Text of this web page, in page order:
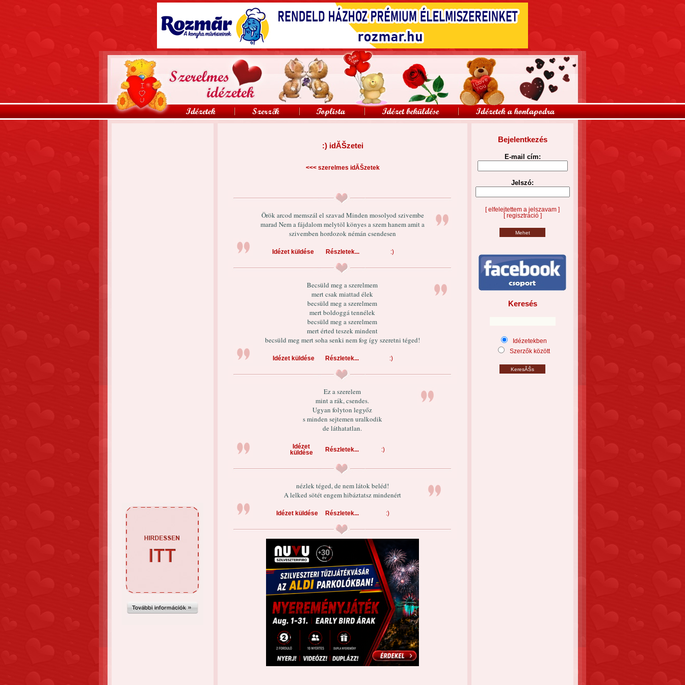
:) idĂŠzetei
<<< szerelmes idĂŠzetek
Örök arcod memszál el szavad Minden mosolyod szivembe
marad Nem a fájdalom melytöl könyes a szem hanem amit a
szivemben hordozok némán csendesen
Idézet küldése Részletek... :)
Becsüld meg a szerelmem
mert csak miattad élek
becsüld meg a szerelmem
mert boldoggá tennélek
becsüld meg a szerelmem
mert érted teszek mindent
becsüld meg mert soha senki nem fog így szeretni téged!
Idézet küldése Részletek... :)
Ez a szerelem
mint a rák, csendes.
Ugyan folyton legyőz
s minden sejtemen uralkodik
de láthatatlan.
Idézet
küldése
Részletek... :)
nézlek téged, de nem látok beléd!
A lelked sötét engem hibáztatsz mindenért
Idézet küldése Részletek... :)
Bejelentkezés
E-mail cím:
Jelszó:
[ elfelejtettem a jelszavam ]
[ regisztráció ]
Keresés
Idézetekben
Szerzők között